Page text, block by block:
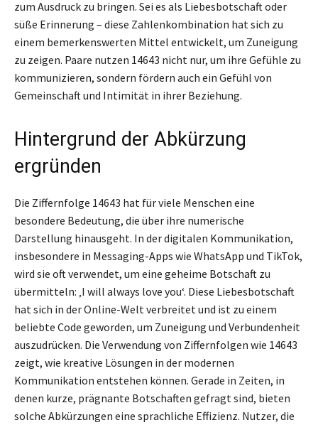
zum Ausdruck zu bringen. Sei es als Liebesbotschaft oder
süße Erinnerung – diese Zahlenkombination hat sich zu
einem bemerkenswerten Mittel entwickelt, um Zuneigung
zu zeigen. Paare nutzen 14643 nicht nur, um ihre Gefühle zu
kommunizieren, sondern fördern auch ein Gefühl von
Gemeinschaft und Intimität in ihrer Beziehung.
Hintergrund der Abkürzung
ergründen
Die Ziffernfolge 14643 hat für viele Menschen eine
besondere Bedeutung, die über ihre numerische
Darstellung hinausgeht. In der digitalen Kommunikation,
insbesondere in Messaging-Apps wie WhatsApp und TikTok,
wird sie oft verwendet, um eine geheime Botschaft zu
übermitteln: ‚I will always love you‘. Diese Liebesbotschaft
hat sich in der Online-Welt verbreitet und ist zu einem
beliebte Code geworden, um Zuneigung und Verbundenheit
auszudrücken. Die Verwendung von Ziffernfolgen wie 14643
zeigt, wie kreative Lösungen in der modernen
Kommunikation entstehen können. Gerade in Zeiten, in
denen kurze, prägnante Botschaften gefragt sind, bieten
solche Abkürzungen eine sprachliche Effizienz. Nutzer, die